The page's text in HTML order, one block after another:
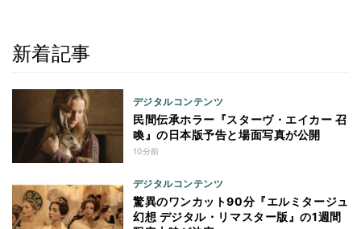
新着記事
デジタルコンテンツ
民間伝承ホラー『スターヴ・エイカー 召
喚』の日本版予告と場面写真が公開
10分前
デジタルコンテンツ
驚異のワンカット90分『エルミタージュ
幻想 デジタル・リマスター版』の1週間